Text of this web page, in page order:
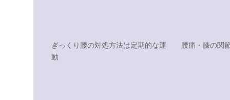
ぎっくり腰の対処方法は定期的な運
動
腰痛・膝の関